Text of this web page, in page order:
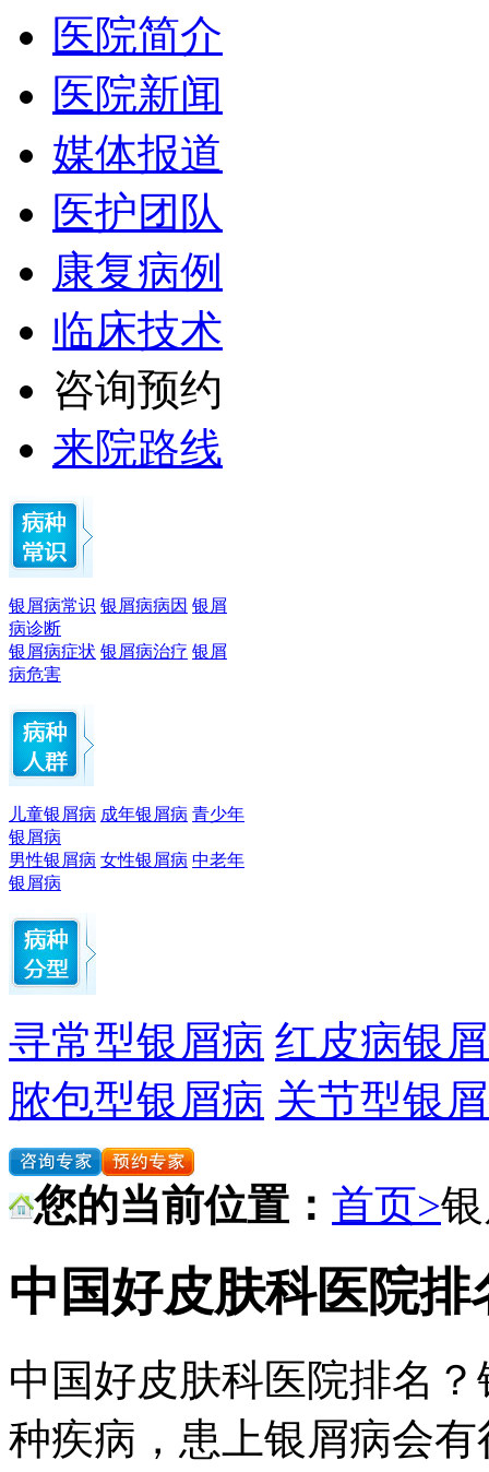
医院简介
医院新闻
媒体报道
医护团队
康复病例
临床技术
咨询预约
来院路线
银屑病常识 银屑病病因 银屑
病诊断
银屑病症状 银屑病治疗 银屑
病危害
儿童银屑病 成年银屑病 青少年
银屑病
男性银屑病 女性银屑病 中老年
银屑病
寻常型银屑病 红皮病银
脓包型银屑病 关节型银
您的当前位置： 首页>
中国好皮肤科医院排
中国好皮肤科医院排名
种疾病，患上银屑病会